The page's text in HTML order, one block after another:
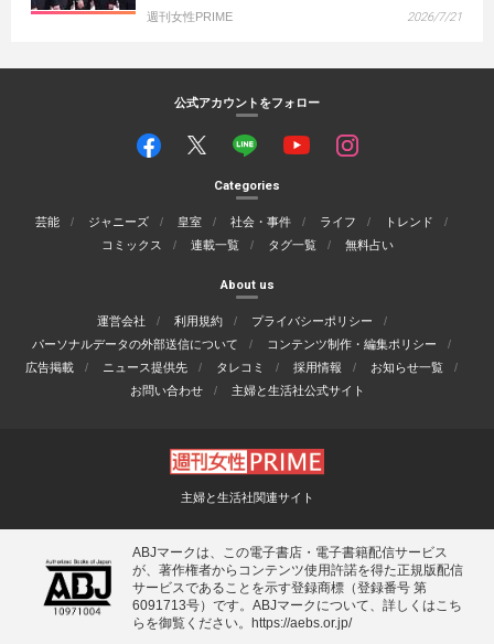
週刊女性PRIME 2026/7/21
公式アカウントをフォロー
Categories
芸能 ジャニーズ 皇室 社会・事件 ライフ
トレンド
コミックス
連載一覧 タグ一覧 無料占い
About us
運営会社 利用規約
プライバシーポリシー
パーソナルデータの外部送信について
コンテンツ制作・編集ポリシー
広告掲載
ニュース提供先 タレコミ 採用情報
お知らせ一覧
お問い合わせ
主婦と生活社公式サイト
主婦と生活社関連サイト
ABJマークは、この電子書店・電子書籍配信サービス
が、著作権者からコンテンツ使用許諾を得た正規版配信
サービスであることを示す登録商標（登録番号 第
6091713号）です。ABJマークについて、詳しくはこち
らを御覧ください。 https://aebs.or.jp/